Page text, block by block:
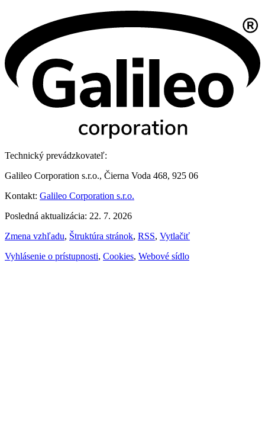
Technický prevádzkovateľ:
Galileo Corporation s.r.o., Čierna Voda 468, 925 06
Kontakt: Galileo Corporation s.r.o.
Posledná aktualizácia: 22. 7. 2026
Zmena vzhľadu, Štruktúra stránok, RSS, Vytlačiť
Vyhlásenie o prístupnosti, Cookies, Webové sídlo